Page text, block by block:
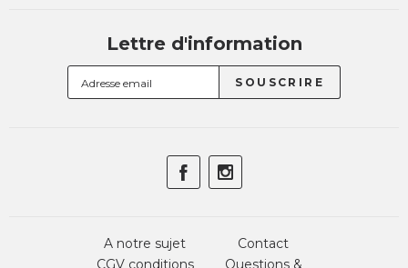
Lettre d'information
A notre sujet
CGV conditions
Contact
Questions &